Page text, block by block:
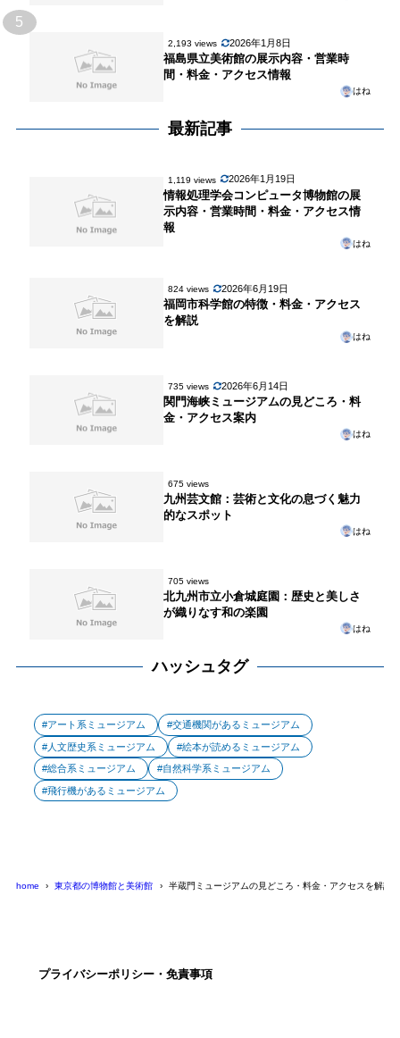
5
2,193 views 2026年1月8日
福島県立美術館の展示内容・営業時
間・料金・アクセス情報
はね
最新記事
1,119 views 2026年1月19日
情報処理学会コンピュータ博物館の展
示内容・営業時間・料金・アクセス情
報
はね
824 views 2026年6月19日
福岡市科学館の特徴・料金・アクセス
を解説
はね
735 views 2026年6月14日
関門海峡ミュージアムの見どころ・料
金・アクセス案内
はね
675 views
九州芸文館：芸術と文化の息づく魅力
的なスポット
はね
705 views
北九州市立小倉城庭園：歴史と美しさ
が織りなす和の楽園
はね
ハッシュタグ
アート系ミュージアム 交通機関があるミュージアム
人文歴史系ミュージアム 絵本が読めるミュージアム
総合系ミュージアム 自然科学系ミュージアム
飛行機があるミュージアム
home 東京都の博物館と美術館 半蔵門ミュージアムの見どころ・料金・アクセスを解説
プライバシーポリシー・免責事項